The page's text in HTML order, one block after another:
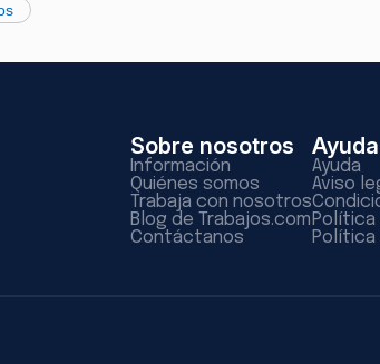
Sobre nosotros
Información
Quiénes somos
Trabaja con nosotros
Blog de Trabajos.com
Contáctanos
Ayuda
Ayuda
Aviso
Política